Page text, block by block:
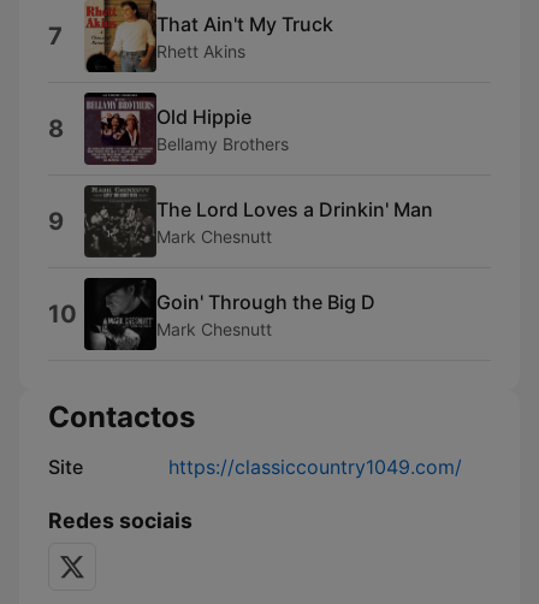
7 That Ain't My Truck
Rhett Akins
8 Old Hippie
Bellamy Brothers
9 The Lord Loves a Drinkin' Man
Mark Chesnutt
10 Goin' Through the Big D
Mark Chesnutt
Contactos
Site https://classiccountry1049.com/
Redes sociais